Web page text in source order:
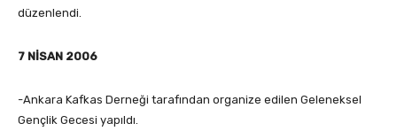
düzenlendi.
7 NİSAN 2006
-Ankara Kafkas Derneği tarafından organize edilen Geleneksel
Gençlik Gecesi yapıldı.